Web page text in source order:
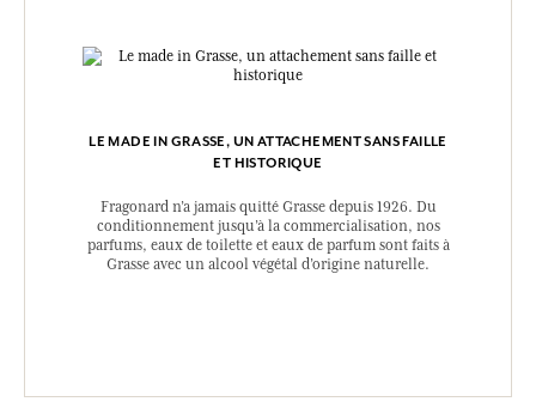
LE MADE IN GRASSE, UN ATTACHEMENT SANS FAILLE
ET HISTORIQUE
Fragonard n’a jamais quitté Grasse depuis 1926. Du
conditionnement jusqu’à la commercialisation, nos
parfums, eaux de toilette et eaux de parfum sont faits à
Grasse avec un alcool végétal d’origine naturelle.